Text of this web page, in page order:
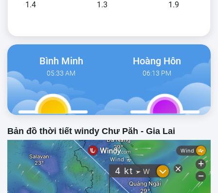
1.4 1.3 1.9
Bình Minh
05:33 AM
Hoàng Hôn
06:13 PM
Bản đồ thời tiết windy Chư Păh - Gia Lai